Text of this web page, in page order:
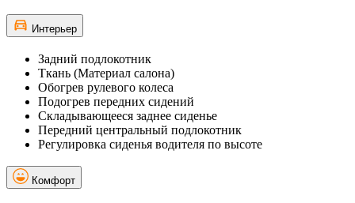
Интерьер
Задний подлокотник
Ткань (Материал салона)
Обогрев рулевого колеса
Подогрев передних сидений
Складывающееся заднее сиденье
Передний центральный подлокотник
Регулировка сиденья водителя по высоте
Комфорт